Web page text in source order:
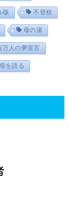
版 不登校
母の湯
万人の夢宣言
を語る